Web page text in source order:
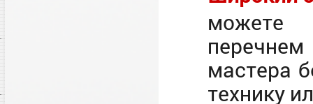
можете
мастера
технику